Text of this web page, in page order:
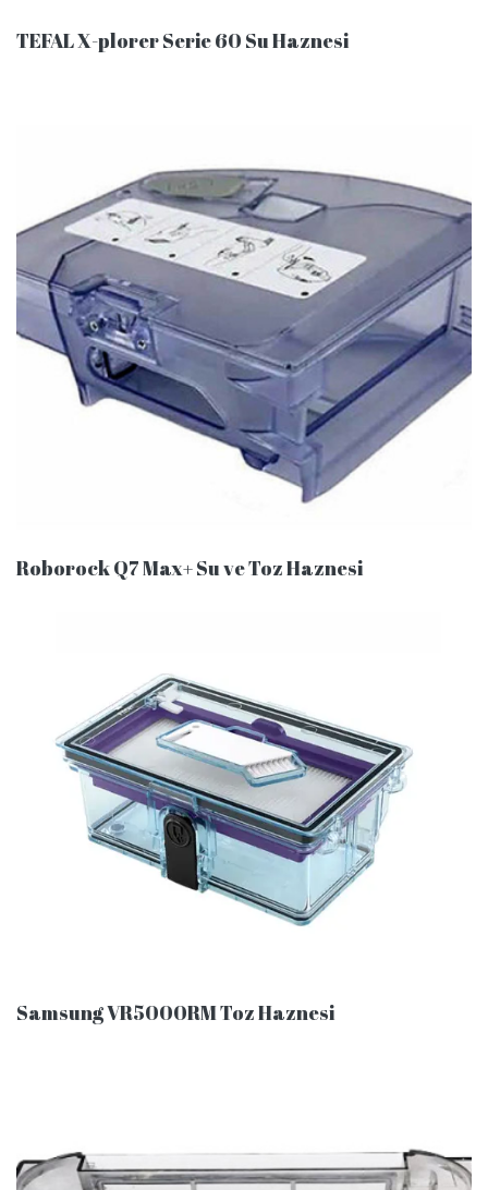
TEFAL X-plorer Serie 60 Su Haznesi
Roborock Q7 Max+ Su ve Toz Haznesi
Samsung VR5000RM Toz Haznesi